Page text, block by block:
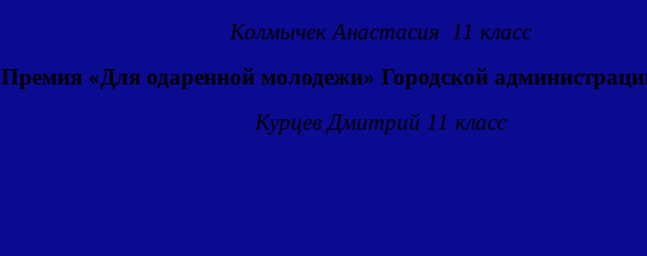
Колмычек Анастасия 11 класс
Премия «Для одаренной молодежи» Городской
Курцев Дмитрий 11 класс